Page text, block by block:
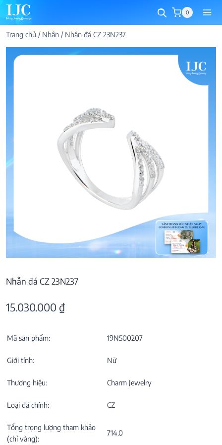
Skip
to
content
0
Trang chủ / Nhẫn / Nhẫn đá CZ 23N237
Nhẫn đá CZ 23N237
15.030.000 ₫
Mã sản phẩm: 19N500207
Giới tính: Nữ
Thương hiệu: Charm Jewelry
Loại đá chính: CZ
Tổng trọng lượng tham khảo
(chỉ vàng):
714.0